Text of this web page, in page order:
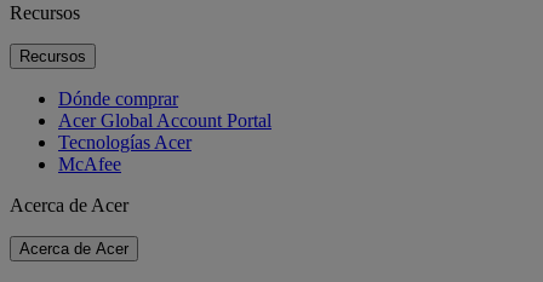
Recursos
Recursos
Dónde comprar
Acer Global Account Portal
Tecnologías Acer
McAfee
Acerca de Acer
Acerca de Acer